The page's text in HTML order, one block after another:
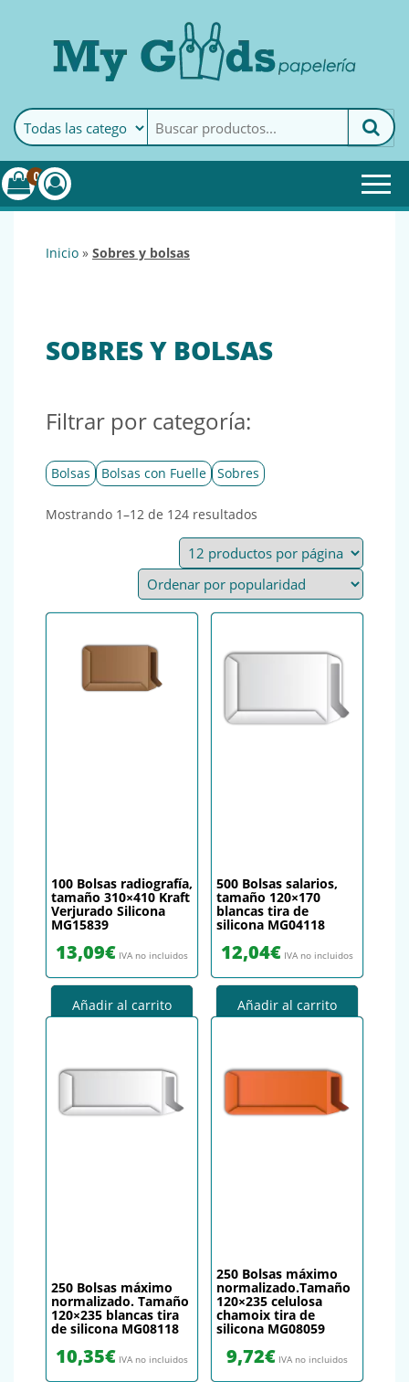
MyGoods · PapeleríaMy Goods es tu papelería
online de confianza. Podrás
encontrar todo lo necesario
0
inicio » sobres y bolsas
SOBRES Y BOLSAS
Filtrar por categoría:
Bolsas Bolsas con Fuelle Sobres
Mostrando 1–12 de 124 resultados
100 Bolsas radiografía,
tamaño 310×410 Kraft
Verjurado Silicona
MG15839
13,09€ IVA no incluidos
Añadir al carrito
500 Bolsas salarios,
tamaño 120×170
blancas tira de
silicona MG04118
12,04€ IVA no incluidos
Añadir al carrito
250 Bolsas máximo
normalizado. Tamaño
120×235 blancas tira
de silicona MG08118
10,35€ IVA no incluidos
250 Bolsas máximo
normalizado.Tamaño
120×235 celulosa
chamoix tira de
silicona MG08059
9,72€ IVA no incluidos